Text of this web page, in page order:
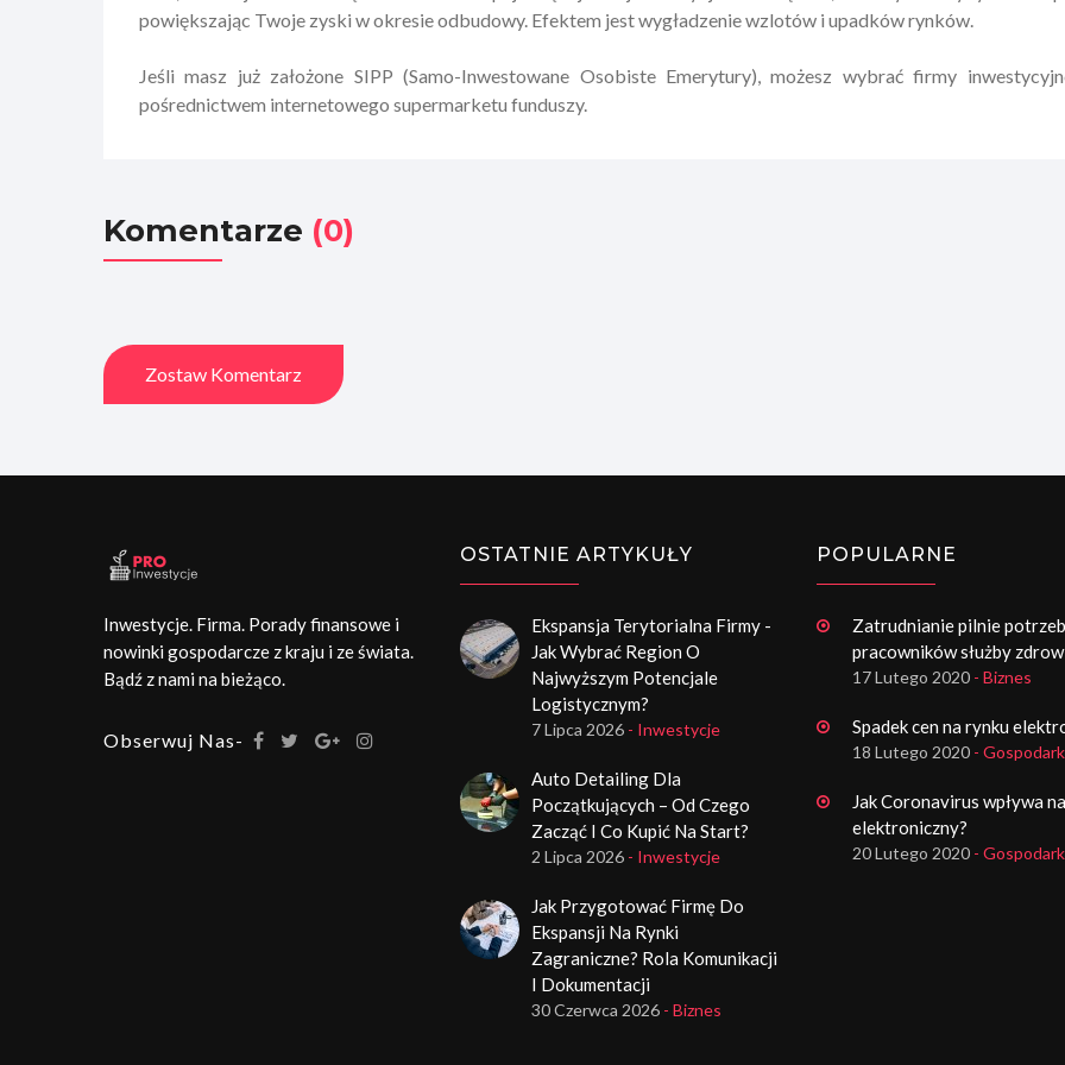
powiększając Twoje zyski w okresie odbudowy. Efektem jest wygładzenie wzlotów i upadków rynków.
Jeśli masz już założone SIPP (Samo-Inwestowane Osobiste Emerytury), możesz wybrać firmy
pośrednictwem internetowego supermarketu funduszy.
Komentarze (0)
Zostaw Komentarz
Inwestycje. Firma. Porady finansowe i
nowinki gospodarcze z kraju i ze świata.
Bądź z nami na bieżąco.
Obserwuj Nas-
OSTATNIE ARTYKUŁY
Ekspansja Terytorialna Firmy -
Jak Wybrać Region O
Najwyższym Potencjale
Logistycznym?
7 Lipca 2026 - Inwestycje
Auto Detailing Dla
Początkujących – Od Czego
Zacząć I Co Kupić Na Start?
2 Lipca 2026 - Inwestycje
Jak Przygotować Firmę Do
Ekspansji Na Rynki
Zagraniczne? Rola Komunikacji
I Dokumentacji
30 Czerwca 2026 - Biznes
POPULARNE
Zatrudnianie pilnie
pracowników służby
17 Lutego 2020 - Biznes
Spadek cen na rynku
18 Lutego 2020 -
Jak Coronavirus wpływa
elektroniczny?
20 Lutego 2020 -